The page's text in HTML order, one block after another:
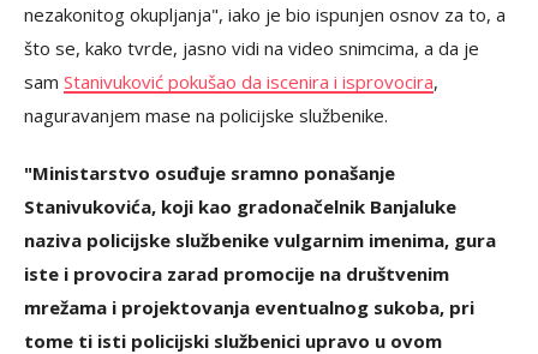
nezakonitog okupljanja", iako je bio ispunjen osnov za to, a
što se, kako tvrde, jasno vidi na video snimcima, a da je
sam Stanivuković pokušao da iscenira i isprovocira,
naguravanjem mase na policijske službenike.
"Ministarstvo osuđuje sramno ponašanje
Stanivukovića, koji kao gradonačelnik Banjaluke
naziva policijske službenike vulgarnim imenima, gura
iste i provocira zarad promocije na društvenim
mrežama i projektovanja eventualnog sukoba, pri
tome ti isti policijski službenici upravo u ovom